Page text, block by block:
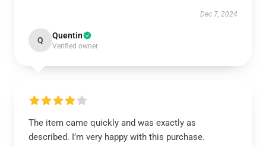
Dec 7, 2024
Q Quentin
Verified owner
The item came quickly and was exactly as
described. I’m very happy with this purchase.